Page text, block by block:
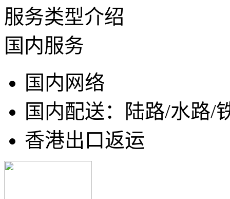
服务类型介绍
国内服务
国内网络
国内配送：陆路/水路/
香港出口返运